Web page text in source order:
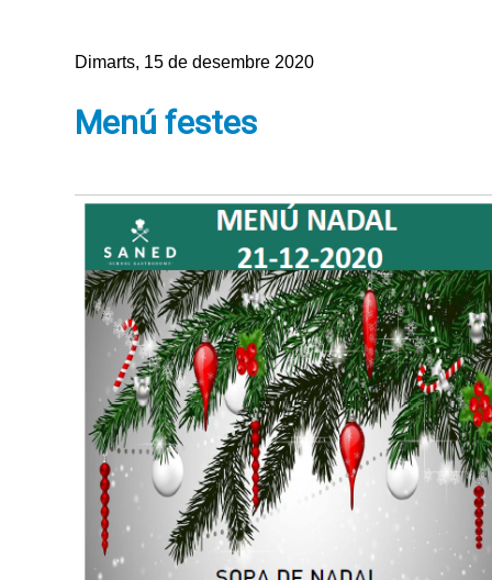
Dimarts, 15 de desembre 2020
Menú festes